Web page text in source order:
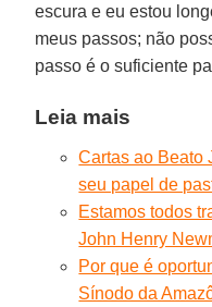
escura e eu estou
meus passos; não
passo é o suficiente
Leia mais
Cartas ao Beato
seu papel de
Estamos todos
John Henry
Por que é
Sínodo da